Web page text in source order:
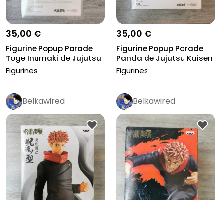
35,00 €
Figurine Popup Parade
Toge Inumaki de Jujutsu
Kais...
Figurines
35,00 €
Figurine Popup Parade
Panda de Jujutsu Kaisen
Neuv...
Figurines
Belkawired Belkawired